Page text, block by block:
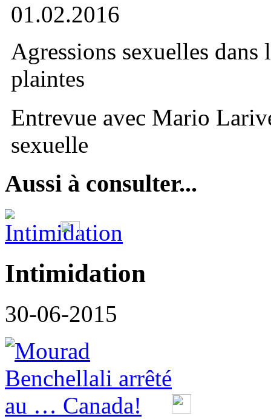
01.02.2016
Agressions sexuelles
plaintes
Entrevue avec Mario
sexuelle
Aussi à consulter...
Intimidation
30-06-2015